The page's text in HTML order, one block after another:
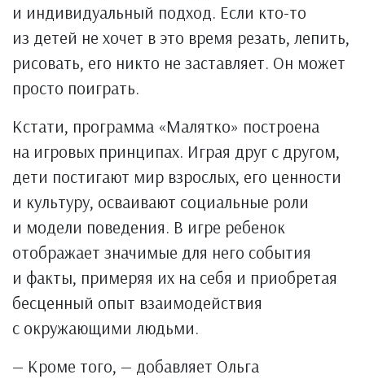
и индивидуальный подход. Если кто-то
из детей не хочет в это время резать, лепить,
рисовать, его никто не заставляет. Он может
просто поиграть.
Кстати, программа «Малятко» построена
на игровых принципах. Играя друг с другом,
дети постигают мир взрослых, его ценности
и культуру, осваивают социальные роли
и модели поведения. В игре ребенок
отображает значимые для него события
и факты, примеряя их на себя и приобретая
бесценный опыт взаимодействия
с окружающими людьми.
— Кроме того, — добавляет Ольга